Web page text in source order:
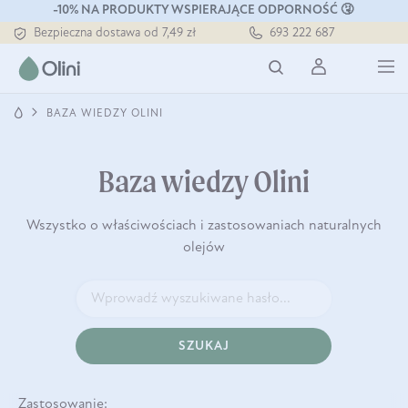
-10% NA PRODUKTY WSPIERAJĄCE ODPORNOŚĆ 🤧
Tłoczony zawsze na zimno
Bezpieczna dostawa od 7,49 zł
Tłoczony zawsze na zimno
693 222 687
BAZA WIEDZY OLINI
Baza wiedzy Olini
Wszystko o właściwościach i zastosowaniach naturalnych
olejów
SZUKAJ
Zastosowanie: